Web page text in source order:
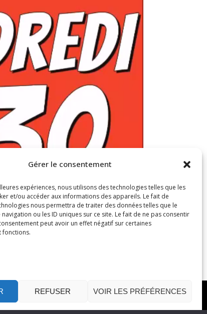
Gérer le consentement
expériences, nous utilisons des technologies telles que les
et/ou accéder aux informations des appareils. Le fait de
nous permettra de traiter des données telles que le
ou les ID uniques sur ce site. Le fait de ne pas consentir
peut avoir un effet négatif sur certaines
fonctions.
REFUSER VOIR LES PRÉFÉRENCES
SOMMEILLER